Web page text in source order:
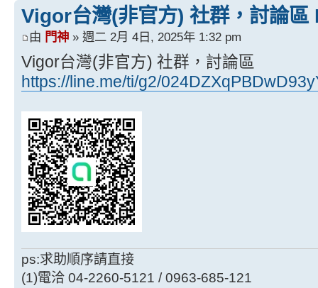
Vigor台灣(非官方) 社群，討論區
由 門神 » 週二 2月 4日, 2025年 1:32 pm
Vigor台灣(非官方) 社群，討論區
https://line.me/ti/g2/
ps:求助順序請直接
(1)電洽 04-2260-5121 / 0963-685-121